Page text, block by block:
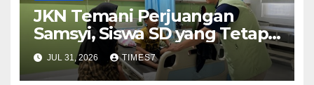
JKN Temani Perjuangan
Samsyi, Siswa SD yang Tetap
Semangat Raih Mimpi
JUL 31, 2026 TIMES7